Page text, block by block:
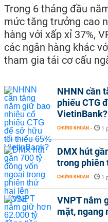
Trong 6 tháng đầu
mức tăng trưởng cao
hàng với xấp xỉ 37%,
các ngân hàng khác
tham gia tái cơ cấu
NHNN cần
phiếu CTG
VietinBank?
CHỨNG KHOÁN - 1
DMX hút
trong phiên
CHỨNG KHOÁN - 1
VNPT nắm
mặt, ngang